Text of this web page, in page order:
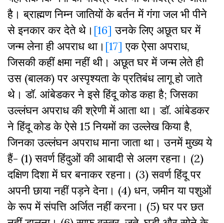
है। ब्राह्मण निम्न जातियों के बर्तन में गंगा जल भी पीने
से इनकार कर देते थे। [16] उनके लिए अछूत घर में
जन्म लेना ही अपराध था। [17] एक ऐसा अपराध,
जिसकी कहीं क्षमा नहीं थी। अछूत घर में जन्म लेते ही
उस (बालक) पर अस्पृश्यता के प्रतिबंध लागू हो जाते
थे। डॉ. आंबेडकर ने इसे हिंदू कोड कहा है; जिसका
उल्लंघन अपराध की श्रेणी में आता था। डॉ. आंबेडकर
ने हिंदू कोड के ऐसे 15 नियमों का उल्लेख किया है,
जिनका उल्लंघन अपराध माना जाता था। उनमें मुख्य ये
हैं- (1) सवर्ण हिंदुओं की आबादी से अलग रहना। (2)
दक्षिण दिशा में घर बनाकर रहना। (3) सवर्ण हिंदू पर
अपनी छाया नहीं पड़ने देना। (4) धन, जमीन या पशुओं
के रूप में संपत्ति अर्जित नहीं करना। (5) घर पर छत